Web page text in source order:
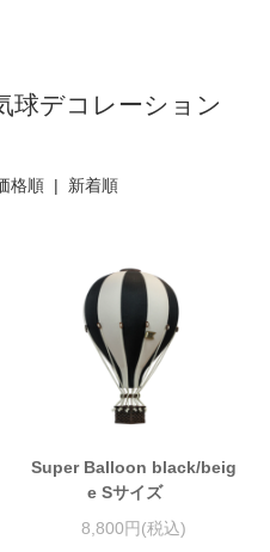
球デコレーション
格順 | 新着順
Super Balloon black/beig
e Sサイズ
8,800円(税込)